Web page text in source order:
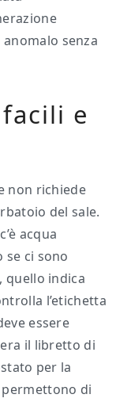
senza
e
non richiede
del sale.
acqua
se ci sono
quello indica
l’etichetta
essere
il libretto di
per la
permettono di